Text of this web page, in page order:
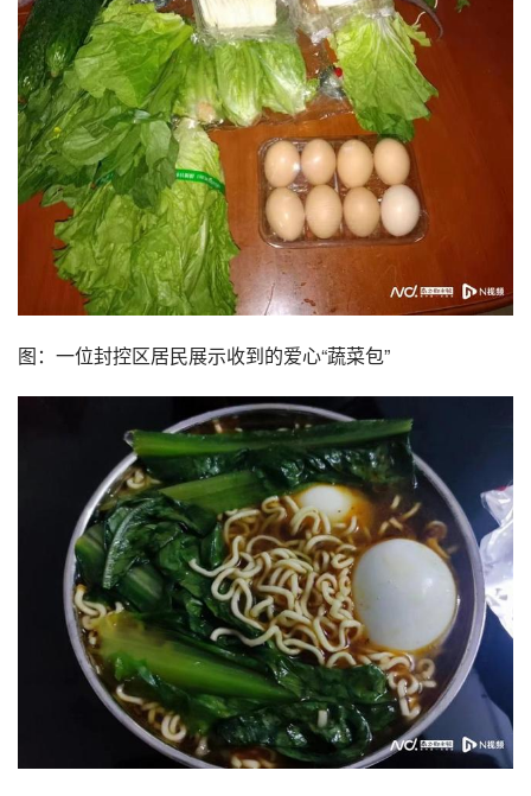
图：一位封控区居民展示收到的爱心“蔬菜包”